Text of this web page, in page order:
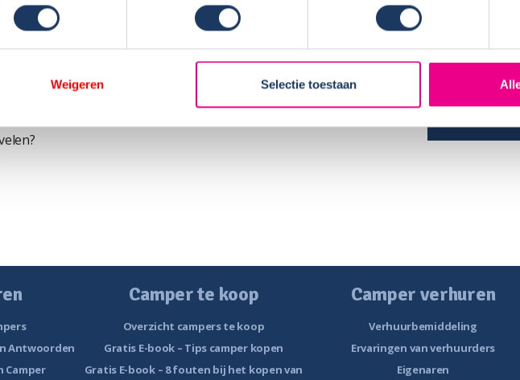
Weigeren Selectie toestaan
camper (uitleg, conform afspraak, schoonmaak….)?
van eventuele garantiezaken?
de checklist betekent. Als een item is aangevinkt dan ga ik er van
is maar ook goed werkt. Dat was niet altijd zo.
Naam:
Koopdatum:
Antwoorden
Camper
Camper te koop
Overzicht campers te koop
Gratis E-book – Tips camper kopen
Gratis E-book – 8 fouten bij het kopen van
Camper verhuren
Verhuurbemiddeling
Ervaringen van verhuurders
Eigenaren